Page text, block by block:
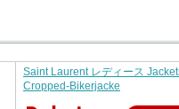
Saint Laurent レディース
Cropped-Bikerjacke